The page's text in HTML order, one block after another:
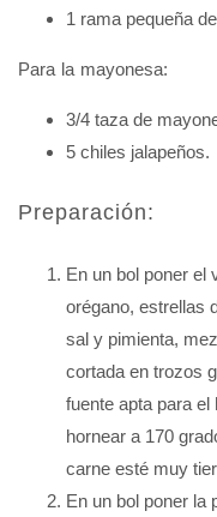
1 rama pequeña
Para la mayonesa:
3/4 taza de
5 chiles
Preparación:
En un bol poner el
orégano, estrellas
sal y pimienta,
cortada en trozos
fuente apta para
hornear a 170
carne esté muy
En un bol poner la